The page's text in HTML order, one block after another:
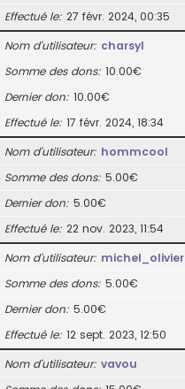
Effectué le 27 févr. 2024, 00:35
Nom d’utilisateur charsyl
Somme des dons 10.00€
Dernier don 10.00€
Effectué le 17 févr. 2024, 18:34
Nom d’utilisateur hommcool
Somme des dons 5.00€
Dernier don 5.00€
Effectué le 22 nov. 2023, 11:54
Nom d’utilisateur michel_olivier
Somme des dons 5.00€
Dernier don 5.00€
Effectué le 12 sept. 2023, 12:50
Nom d’utilisateur vavou